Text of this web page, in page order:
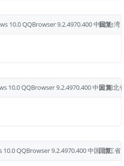
回复
10.0QQBrowser 9.2.4970.400中国 台湾
回复
10.0QQBrowser 9.2.4970.400中国 湖北
回复
10.0QQBrowser 9.2.4970.400中国 浙江省